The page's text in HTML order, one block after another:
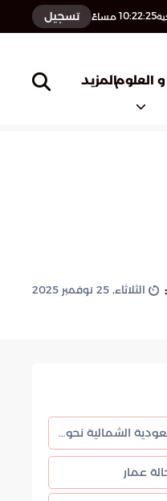
10:22:26 مساءً تسجيل
العلومالمزيد
الثلاثاء, 25 نوفمبر 2025
منفذ حالة عمار: بوابة السعودية الشمالية نحو الأردن
عمار